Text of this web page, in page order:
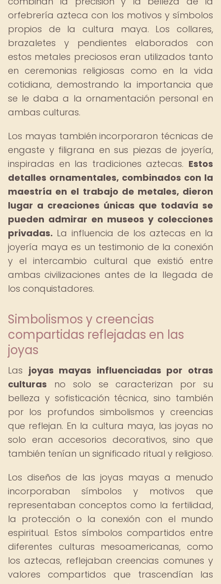
orfebrería azteca con los motivos y símbolos
propios de la cultura maya. Los collares,
brazaletes y pendientes elaborados con
estos metales preciosos eran utilizados tanto
en ceremonias religiosas como en la vida
cotidiana, demostrando la importancia que
se le daba a la ornamentación personal en
ambas culturas.
Los mayas también incorporaron técnicas de
engaste y filigrana en sus piezas de joyería,
inspiradas en las tradiciones aztecas. Estos
detalles ornamentales, combinados con la
maestría en el trabajo de metales, dieron
lugar a creaciones únicas que todavía se
pueden admirar en museos y colecciones
privadas. La influencia de los aztecas en la
joyería maya es un testimonio de la conexión
y el intercambio cultural que existió entre
ambas civilizaciones antes de la llegada de
los conquistadores.
Simbolismos y creencias
compartidas reflejadas en las
joyas
Las joyas mayas influenciadas por otras
culturas no solo se caracterizan por su
belleza y sofisticación técnica, sino también
por los profundos simbolismos y creencias
que reflejan. En la cultura maya, las joyas no
solo eran accesorios decorativos, sino que
también tenían un significado ritual y religioso.
Los diseños de las joyas mayas a menudo
incorporaban símbolos y motivos que
representaban conceptos como la fertilidad,
la protección o la conexión con el mundo
espiritual. Estos símbolos compartidos entre
diferentes culturas mesoamericanas, como
los aztecas, reflejaban creencias comunes y
valores compartidos que trascendían las